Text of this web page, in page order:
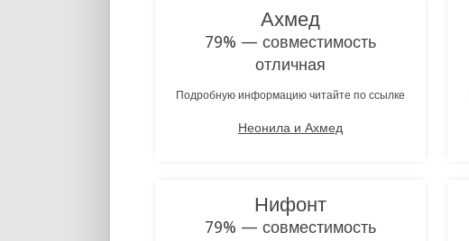
Ахмед
79% — совместимость
отличная
Подробную информацию читайте по ссылке
Неонила и Ахмед
Нифонт
79% — совместимость